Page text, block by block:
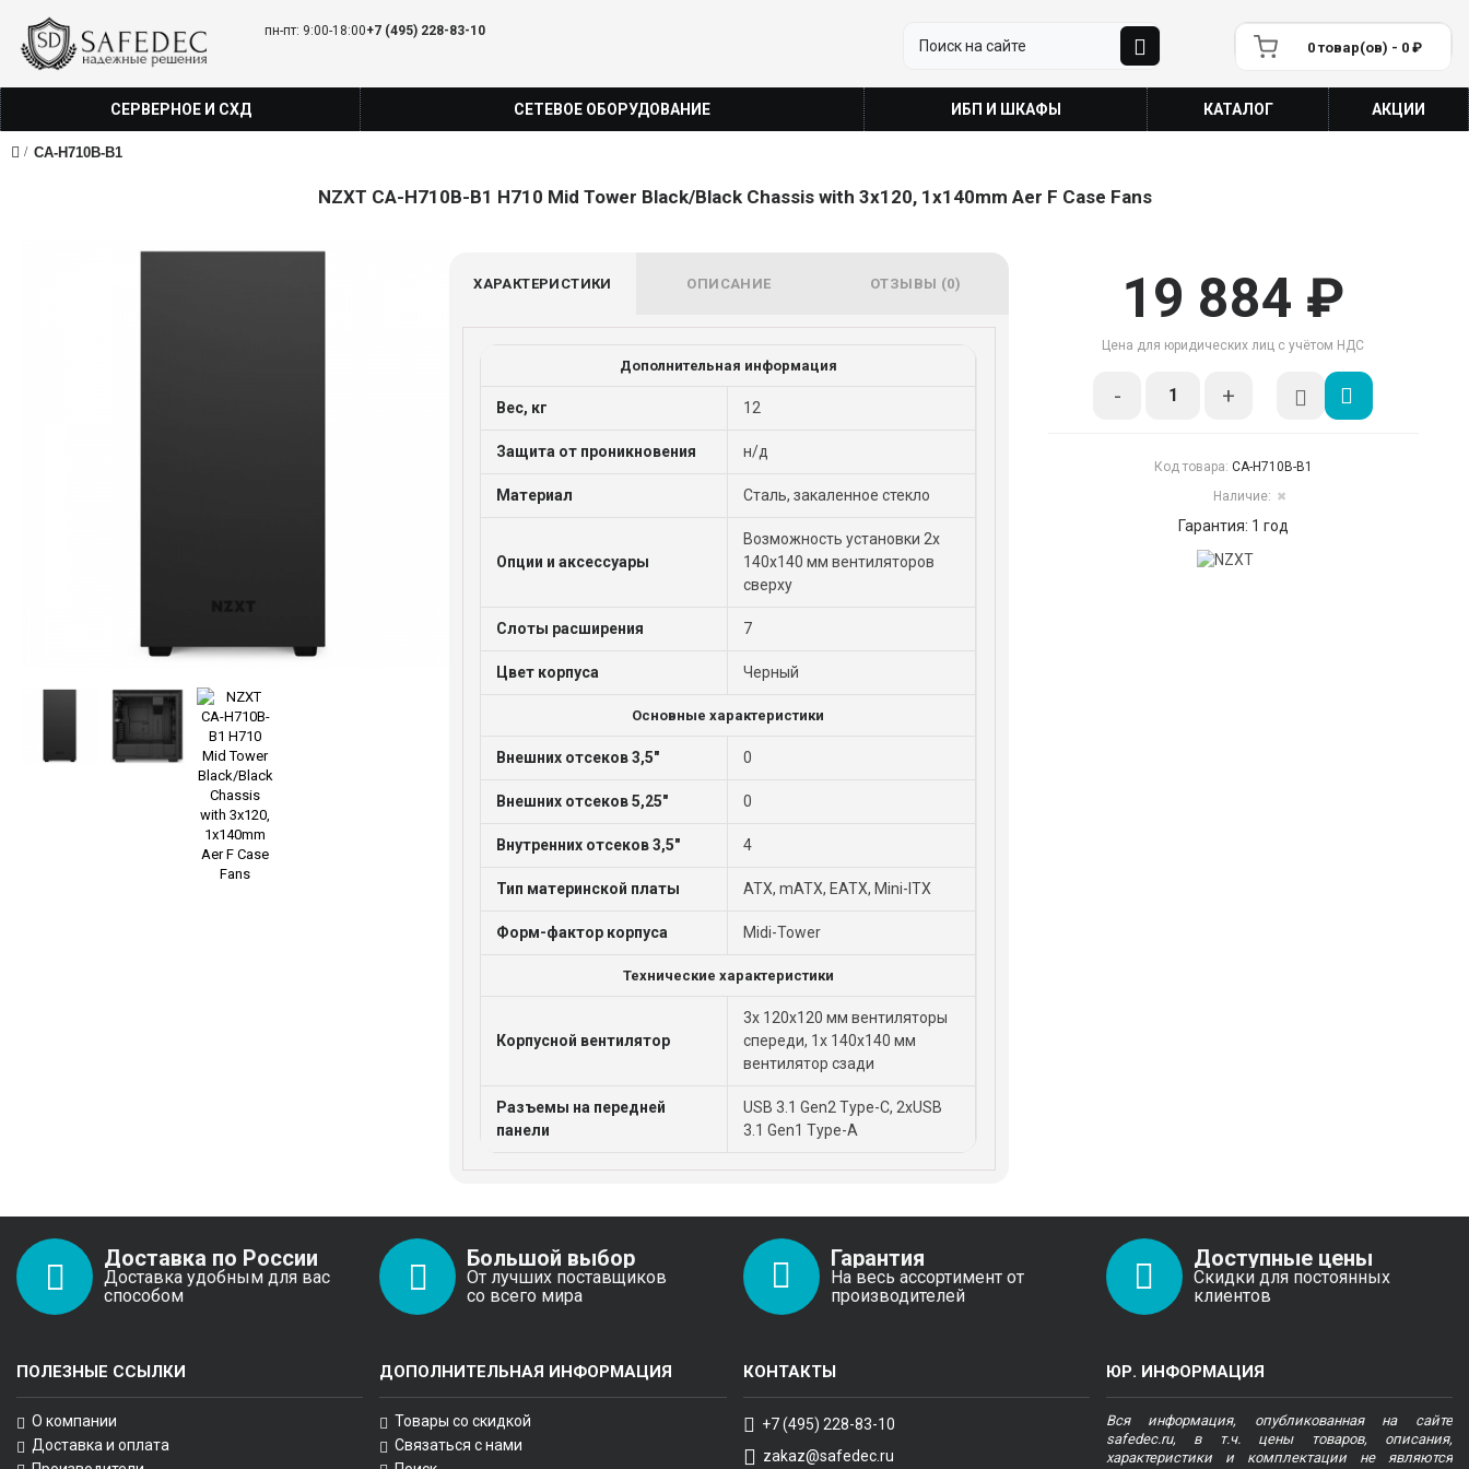
пн-пт: 9:00-18:00+7 (495) 228-83-10
0 товар(ов) - 0 ₽
СЕРВЕРНОЕ И СХД СЕТЕВОЕ ОБОРУДОВАНИЕ ИБП И ШКАФЫ КАТАЛОГ АКЦИИ
CA-H710B-B1
NZXT CA-H710B-B1 H710 Mid Tower Black/Black Chassis with 3x120, 1x140mm Aer F Case Fans
ХАРАКТЕРИСТИКИ ОПИСАНИЕ ОТЗЫВЫ (0)
Дополнительная информация
Вес, кг 12
Защита от проникновения н/д
Материал Сталь, закаленное стекло
Опции и аксессуары
Возможность установки 2x
140x140 мм вентиляторов
сверху
Слоты расширения 7
Цвет корпуса Черный
Основные характеристики
Внешних отсеков 3,5" 0
Внешних отсеков 5,25" 0
Внутренних отсеков 3,5" 4
Тип материнской платы ATX, mATX, EATX, Mini-ITX
Форм-фактор корпуса Midi-Tower
Технические характеристики
Корпусной вентилятор
3x 120x120 мм вентиляторы
спереди, 1x 140x140 мм
вентилятор сзади
Разъемы на передней
панели
USB 3.1 Gen2 Type-C, 2xUSB
3.1 Gen1 Type-A
19 884 ₽
Цена для юридических лиц с учётом НДС
- +
Код товара: CA-H710B-B1
Наличие: ✖
Гарантия: 1 год
Доставка по России
Доставка удобным для вас
способом
Большой выбор
От лучших поставщиков
со всего мира
Гарантия
На весь ассортимент от
производителей
Доступные цены
Скидки для постоянных
клиентов
ПОЛЕЗНЫЕ ССЫЛКИ
О компании
Доставка и оплата
ДОПОЛНИТЕЛЬНАЯ ИНФОРМАЦИЯ
Товары со скидкой
Связаться с нами
КОНТАКТЫ
+7 (495) 228-83-10
zakaz@safedec.ru
ЮР. ИНФОРМАЦИЯ
Вся информация, опубликованная на сайте
safedec.ru, в т.ч. цены товаров, описания,
характеристики и комплектации не являются